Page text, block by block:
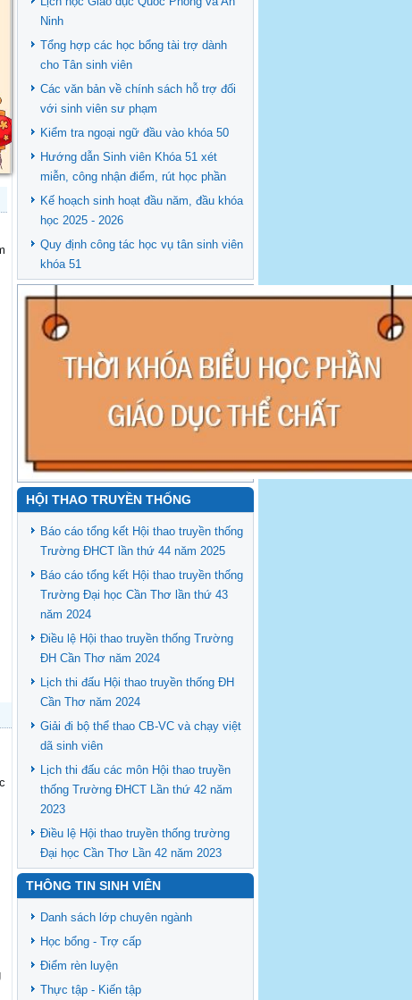
Ninh
Tổng hợp các học bổng tài trợ dành
cho Tân sinh viên
Các văn bản về chính sách hỗ trợ đối
với sinh viên sư phạm
Kiểm tra ngoại ngữ đầu vào khóa 50
Hướng dẫn Sinh viên Khóa 51 xét
miễn, công nhận điểm, rút học phần
Kế hoạch sinh hoạt đầu năm, đầu khóa
học 2025 - 2026
Quy định công tác học vụ tân sinh viên
khóa 51
HỘI THAO TRUYỀN THỐNG
Báo cáo tổng kết Hội thao truyền thống
Trường ĐHCT lần thứ 44 năm 2025
Báo cáo tổng kết Hội thao truyền thống
Trường Đại học Cần Thơ lần thứ 43
năm 2024
Điều lệ Hội thao truyền thống Trường
ĐH Cần Thơ năm 2024
Lịch thi đấu Hội thao truyền thống ĐH
Cần Thơ năm 2024
Giải đi bộ thể thao CB-VC và chạy việt
dã sinh viên
Lịch thi đấu các môn Hội thao truyền
thống Trường ĐHCT Lần thứ 42 năm
2023
Điều lệ Hội thao truyền thống trường
Đại học Cần Thơ Lần 42 năm 2023
THÔNG TIN SINH VIÊN
Danh sách lớp chuyên ngành
Học bổng - Trợ cấp
Điểm rèn luyện
Thực tập - Kiến tập